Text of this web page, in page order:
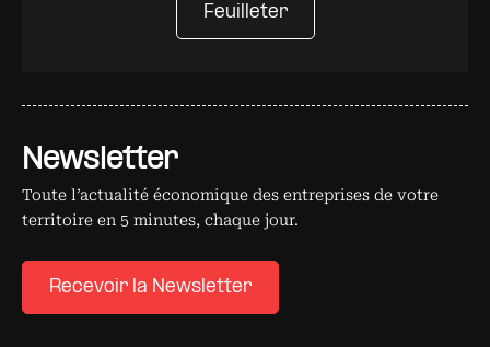
Newsletter
Toute l’actualité économique des entreprises de votre
territoire en 5 minutes, chaque jour.
Recevoir la Newsletter
Feuilleter